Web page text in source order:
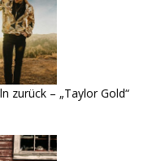
zurück – „Taylor Gold“